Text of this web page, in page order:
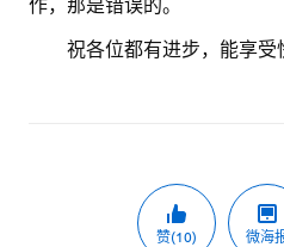
祝各位都有进步，能享受
赞(10) 微海